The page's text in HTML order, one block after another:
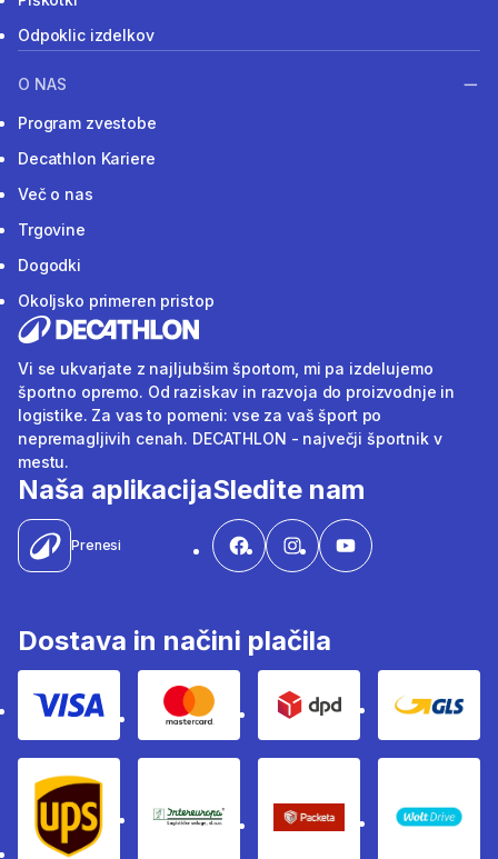
Odpoklic izdelkov
O NAS
Program zvestobe
Decathlon Kariere
Več o nas
Trgovine
Dogodki
Okoljsko primeren pristop
Vi se ukvarjate z najljubšim športom, mi pa izdelujemo
športno opremo. Od raziskav in razvoja do proizvodnje in
logistike. Za vas to pomeni: vse za vaš šport po
nepremagljivih cenah. DECATHLON - največji športnik v
mestu.
Naša aplikacija
Prenesi
Sledite nam
Dostava in načini plačila
Visa Mastercard Dpd Gls
Ups Intereuropa Packeta Sledenje
WOLT